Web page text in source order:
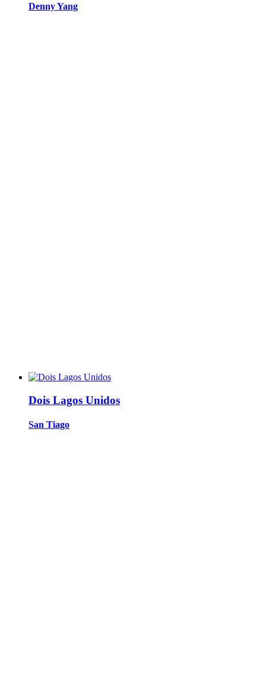
Denny Yang
Dois Lagos Unidos
San Tiago